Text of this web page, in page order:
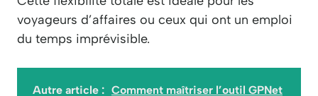
voyageurs d’affaires ou ceux qui ont un emploi
du temps imprévisible.
Autre article : Comment maîtriser l’outil GPNet